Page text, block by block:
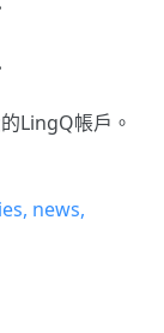
LingQ帳戶。